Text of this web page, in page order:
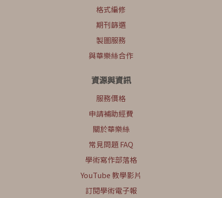
格式編修
期刊篩選
製圖服務
與華樂絲合作
資源與資訊
服務價格
申請補助經費
關於華樂絲
常見問題 FAQ
學術寫作部落格
YouTube 教學影片
訂閱學術電子報